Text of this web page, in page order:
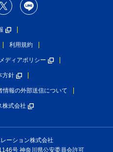
利用規約
ディアポリシー
方針
情報の外部送信について
株式会社
ーション株式会社
号 神奈川県公安委員会許可